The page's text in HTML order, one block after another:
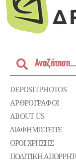
DEPOSITPHOTOS
ΑΡΘΡΟΓΡΑΦΟΙ
ABOUT US
ΔΙΑΦΗΜΙΣΤΕΊΤΕ
ΌΡΟΙ ΧΡΉΣΗΣ
ΠΟΛΙΤΙΚΉ